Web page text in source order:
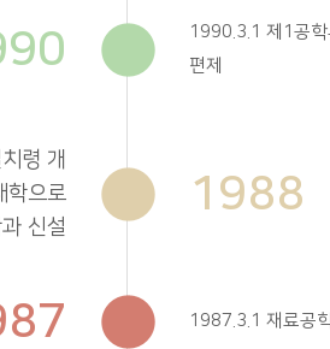
1990.3.1 제1공
편제
령 개
학으로
신설
1988
1987.3.1 재료공